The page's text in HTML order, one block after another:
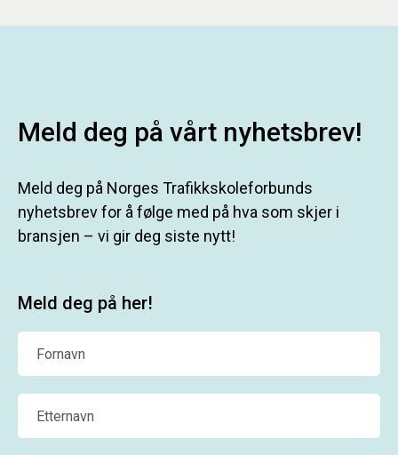
Meld deg på vårt nyhetsbrev!
Meld deg på Norges Trafikkskoleforbunds
nyhetsbrev for å følge med på hva som skjer i
bransjen – vi gir deg siste nytt!
Meld deg på her!
Fornavn
Etternavn